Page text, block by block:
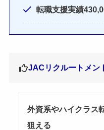
転職支援実績
JACリクルートメン
外資系やハイクラス
狙える